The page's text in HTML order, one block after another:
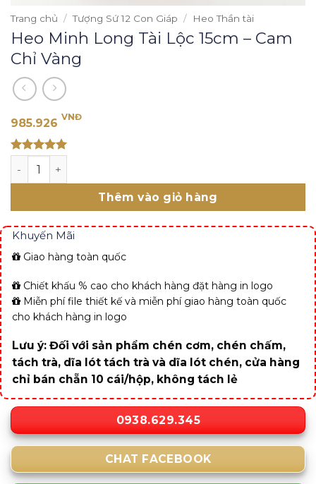
Trang chủ / Tượng Sứ 12 Con Giáp / Heo Thần tài
Heo Minh Long Tài Lộc 15cm – Cam
Chỉ Vàng
985.926 VNĐ
out of 5
Heo Minh Long Tài Lộc 15cm - Cam Chỉ Vàng số lượng
Thêm vào giỏ hàng
Khuyến Mãi
Giao hàng toàn quốc
Chiết khấu % cao cho khách hàng đặt hàng in logo
Miễn phí file thiết kế và miễn phí giao hàng toàn quốc
cho khách hàng in logo
Lưu ý: Đối với sản phẩm chén cơm, chén chấm,
tách trà, dĩa lót tách trà và dĩa lót chén, cửa hàng
chỉ bán chẵn 10 cái/hộp, không tách lẻ
0938.629.345
CHAT FACEBOOK